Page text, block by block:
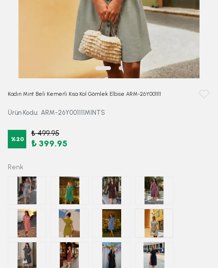
Kadın Mint Beli Kemerli Kısa Kol Gömlek Elbise ARM-26Y001111
Ürün Kodu: ARM-26Y001111MİNTS
%20
₺ 499.95
₺ 399.95
Renk